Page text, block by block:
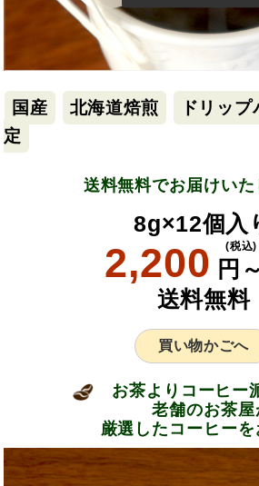
国産 北海道焙煎 ドリップ
定
送料無料でお届けいた
8g×12個入
2,200 円～
(税込)
送料無料
買い物かごへ
お茶よりコーヒー
老舗のお茶屋
厳選したコーヒーを